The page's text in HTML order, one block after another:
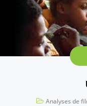
Analyses de